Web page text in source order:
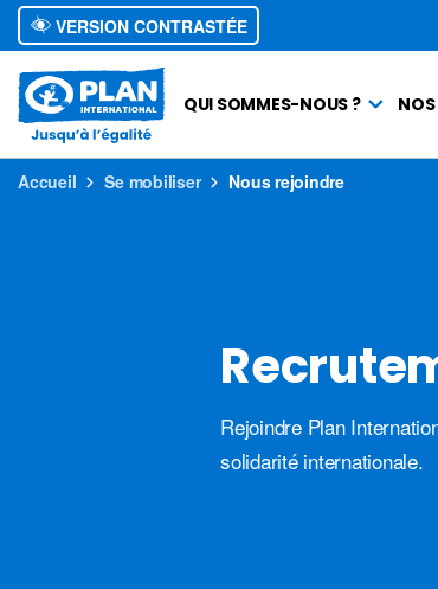
VERSION CONTRASTÉE
QUI SOMMES-NOUS ?
Accueil Se mobiliser Nous rejoindre
Rejoindre Plan
solidarité internationale.